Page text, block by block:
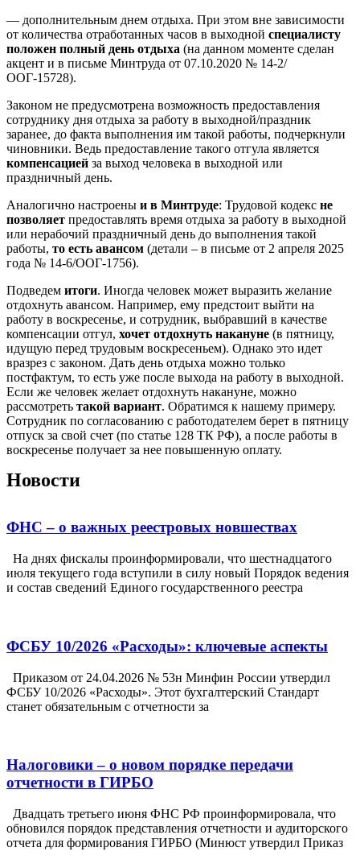
— дополнительным днем отдыха. При этом вне зависимости
от количества отработанных часов в выходной специалисту
положен полный день отдыха (на данном моменте сделан
акцент и в письме Минтруда от 07.10.2020 № 14-2/
ООГ-15728).
Законом не предусмотрена возможность предоставления
сотруднику дня отдыха за работу в выходной/праздник
заранее, до факта выполнения им такой работы, подчеркнули
чиновники. Ведь предоставление такого отгула является
компенсацией за выход человека в выходной или
праздничный день.
Аналогично настроены и в Минтруде: Трудовой кодекс не
позволяет предоставлять время отдыха за работу в выходной
или нерабочий праздничный день до выполнения такой
работы, то есть авансом (детали – в письме от 2 апреля 2025
года № 14-6/ООГ-1756).
Подведем итоги. Иногда человек может выразить желание
отдохнуть авансом. Например, ему предстоит выйти на
работу в воскресенье, и сотрудник, выбравший в качестве
компенсации отгул, хочет отдохнуть накануне (в пятницу,
идущую перед трудовым воскресеньем). Однако это идет
вразрез с законом. Дать день отдыха можно только
постфактум, то есть уже после выхода на работу в выходной.
Если же человек желает отдохнуть накануне, можно
рассмотреть такой вариант. Обратимся к нашему примеру.
Сотрудник по согласованию с работодателем берет в пятницу
отпуск за свой счет (по статье 128 ТК РФ), а после работы в
воскресенье получает за нее повышенную оплату.
Новости
ФНС – о важных реестровых новшествах
На днях фискалы проинформировали, что шестнадцатого
июля текущего года вступили в силу новый Порядок ведения
и состав сведений Единого государственного реестра
ФСБУ 10/2026 «Расходы»: ключевые аспекты
Приказом от 24.04.2026 № 53н Минфин России утвердил
ФСБУ 10/2026 «Расходы». Этот бухгалтерский Стандарт
станет обязательным с отчетности за
Налоговики – о новом порядке передачи
отчетности в ГИРБО
Двадцать третьего июня ФНС РФ проинформировала, что
обновился порядок представления отчетности и аудиторского
отчета для формирования ГИРБО (Минюст утвердил Приказ